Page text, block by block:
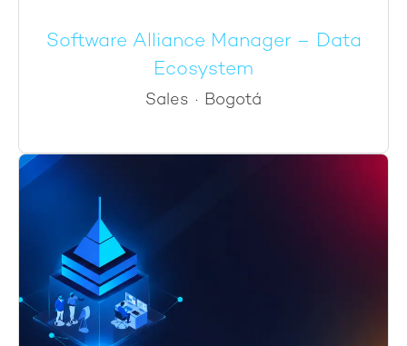
Software Alliance Manager – Data
Ecosystem
Sales · Bogotá